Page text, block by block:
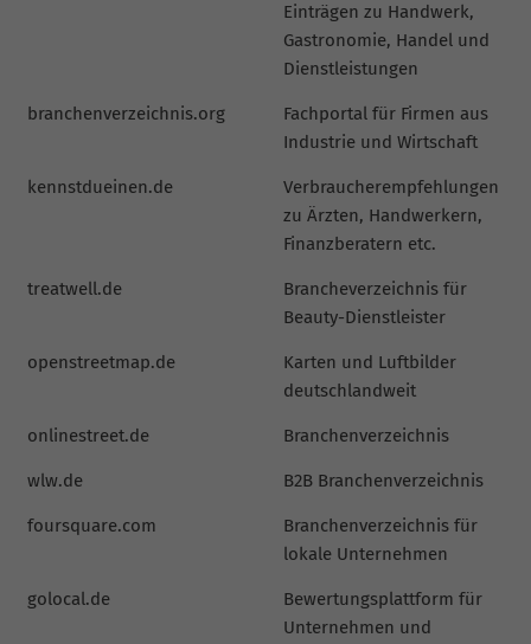
Einträgen zu Handwerk,
Gastronomie, Handel und
Dienstleistungen
branchenverzeichnis.org
Fachportal für Firmen aus
Industrie und Wirtschaft
kennstdueinen.de
Verbraucherempfehlungen
zu Ärzten, Handwerkern,
Finanzberatern etc.
treatwell.de
Brancheverzeichnis für
Beauty-Dienstleister
openstreetmap.de
Karten und Luftbilder
deutschlandweit
onlinestreet.de Branchenverzeichnis
wlw.de B2B Branchenverzeichnis
foursquare.com
Branchenverzeichnis für
lokale Unternehmen
golocal.de
Bewertungsplattform für
Unternehmen und